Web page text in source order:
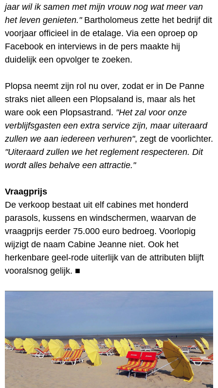
jaar wil ik samen met mijn vrouw nog wat meer van
het leven genieten."Bartholomeus zette het bedrijf dit
voorjaar officieel in de etalage. Via een oproep op
Facebook en interviews in de pers maakte hij
duidelijk een opvolger te zoeken.
Plopsa neemt zijn rol nu over, zodat er in De Panne
straks niet alleen een Plopsaland is, maar als het
ware ook een Plopsastrand. "Het zal voor onze
verblijfsgasten een extra service zijn, maar uiteraard
zullen we aan iedereen verhuren", zegt de voorlichter.
"Uiteraard zullen we het reglement respecteren. Dit
wordt alles behalve een attractie."
Vraagprijs
De verkoop bestaat uit elf cabines met honderd
parasols, kussens en windschermen, waarvan de
vraagprijs eerder 75.000 euro bedroeg. Voorlopig
wijzigt de naam Cabine Jeanne niet. Ook het
herkenbare geel-rode uiterlijk van de attributen blijft
vooralsnog gelijk. ■